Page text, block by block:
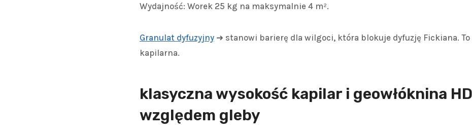
Wydajność: Worek 25 kg na maksymalnie 4 m².
Granulat dyfuzyjny ➜ stanowi barierę dla wilgoci, która blokuje dyfuzję Fickiana.
kapilarna.
klasyczna wysokość kapilar i geowłóknina
względem gleby